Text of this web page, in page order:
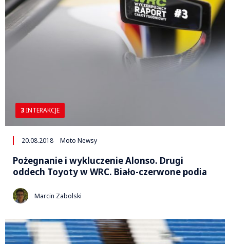
3 INTERAKCJE
20.08.2018 Moto Newsy
Pożegnanie i wykluczenie Alonso. Drugi
oddech Toyoty w WRC. Biało-czerwone podia
Marcin Zabolski